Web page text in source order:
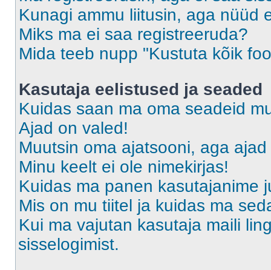
Kunagi ammu liitusin, aga nüüd
Miks ma ei saa registreeruda?
Mida teeb nupp "Kustuta kõik
Kasutaja eelistused ja seaded
Kuidas saan ma oma seadeid
Ajad on valed!
Muutsin oma ajatsooni, aga
Minu keelt ei ole nimekirjas!
Kuidas ma panen kasutajanime
Mis on mu tiitel ja kuidas ma
Kui ma vajutan kasutaja maili
sisselogimist.